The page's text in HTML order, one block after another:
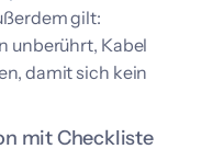
gilt:
unberührt, Kabel
damit sich kein
mit Checkliste